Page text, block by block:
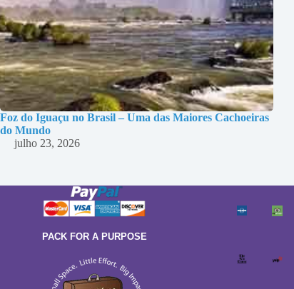
Foz do Iguaçu no Brasil – Uma das Maiores Cachoeiras
do Mundo
julho 23, 2026
PACK FOR A PURPOSE